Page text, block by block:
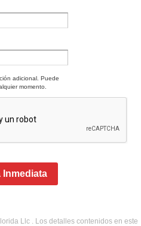
adicional. Puede
momento.
Inmediata
Llc . Los detalles contenidos en este